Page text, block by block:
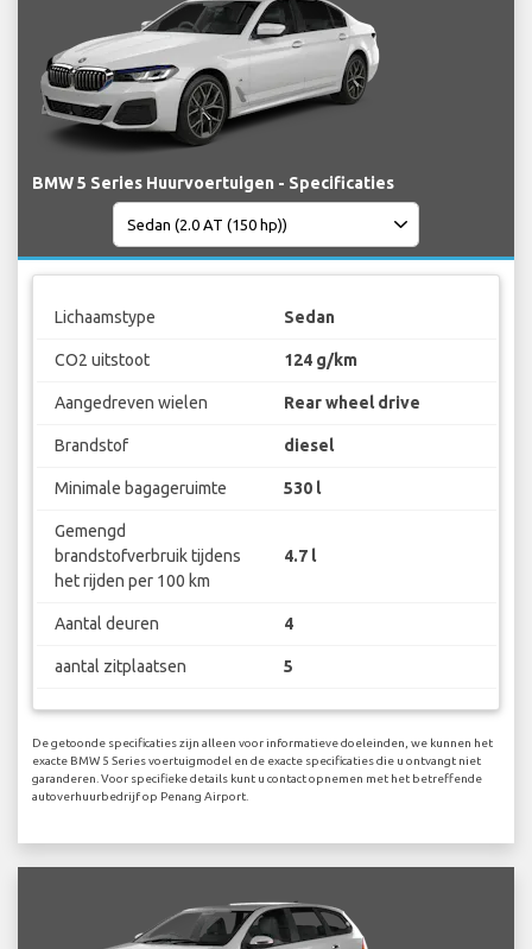
BMW 5 Series Huurvoertuigen - Specificaties
Lichaamstype Sedan
CO2 uitstoot 124 g/km
Aangedreven wielen Rear wheel drive
Brandstof diesel
Minimale bagageruimte 530 l
Gemengd
brandstofverbruik tijdens
het rijden per 100 km
4.7 l
Aantal deuren 4
aantal zitplaatsen 5
De getoonde specificaties zijn alleen voor informatieve doeleinden, we kunnen het
exacte BMW 5 Series voertuigmodel en de exacte specificaties die u ontvangt niet
garanderen. Voor specifieke details kunt u contact opnemen met het betreffende
autoverhuurbedrijf op Penang Airport.